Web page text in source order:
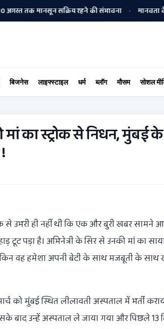
तक मानसून सक्रिय रहने की संभावना • मानवता के आधार
बिजनेस लाइफ्स्टाइल धर्म ब्लॉग मौसम सोशल
का स्ट्रोक से निधन, मुंबई
उभरी ही नहीं थी कि एक और बुरी खबर सामने
टूट पड़ा है। अभिनेत्री के सिर से उनकी मां का
वह हमेशा अपनी बेटी के साथ मजबूती के साथ
को मुंबई स्थित लीलावती अस्पताल में भर्ती
बाद उन्हें अस्पताल ले जाया गया और पिछले 13